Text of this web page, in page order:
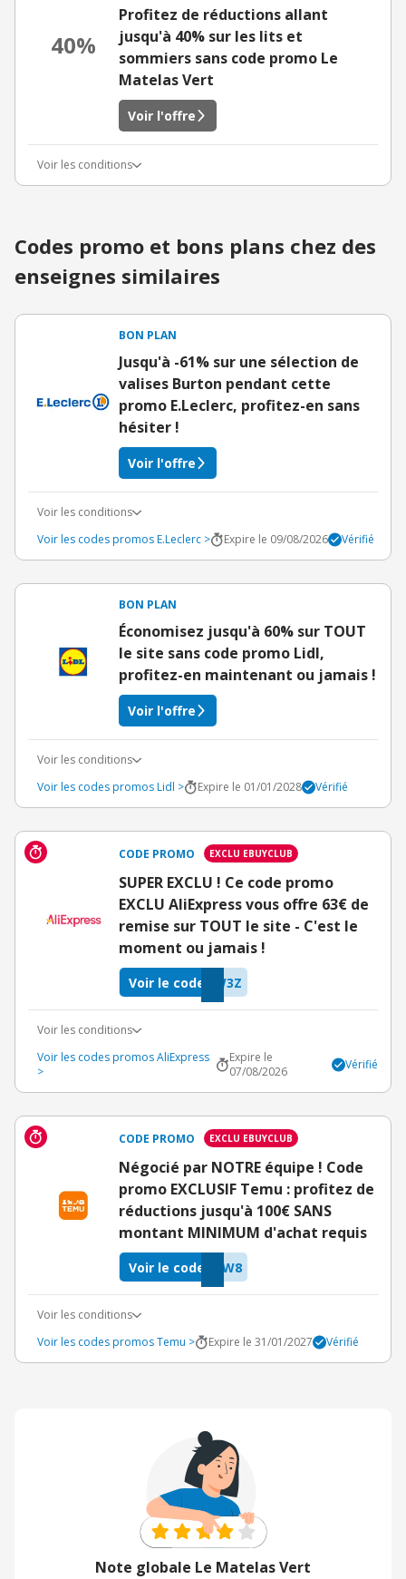
40%
Profitez de réductions allant
jusqu'à 40% sur les lits et
sommiers sans code promo Le
Matelas Vert
Voir l'offre
Voir les conditions
Codes promo et bons plans chez des
enseignes similaires
BON PLAN
Jusqu'à -61% sur une sélection de
valises Burton pendant cette
promo E.Leclerc, profitez-en sans
hésiter !
Voir l'offre
Voir les conditions
Voir les codes promos E.Leclerc >
Expire le 09/08/2026 Vérifié
BON PLAN
Économisez jusqu'à 60% sur TOUT
le site sans code promo Lidl,
profitez-en maintenant ou jamais !
Voir l'offre
Voir les conditions
Voir les codes promos Lidl >
Expire le 01/01/2028 Vérifié
CODE PROMO EXCLU EBUYCLUB
SUPER EXCLU ! Ce code promo
EXCLU AliExpress vous offre 63€ de
remise sur TOUT le site - C'est le
moment ou jamais !
W3Z
Voir le code
Voir les conditions
Voir les codes promos AliExpress
>
Expire le
07/08/2026
Vérifié
CODE PROMO EXCLU EBUYCLUB
Négocié par NOTRE équipe ! Code
promo EXCLUSIF Temu : profitez de
réductions jusqu'à 100€ SANS
montant MINIMUM d'achat requis
PW8
Voir le code
Voir les conditions
Voir les codes promos Temu >
Expire le 31/01/2027 Vérifié
Note globale Le Matelas Vert